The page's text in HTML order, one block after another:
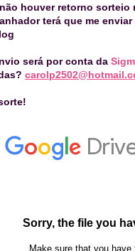
não houver retorno sorteio
terá que me
será por conta da